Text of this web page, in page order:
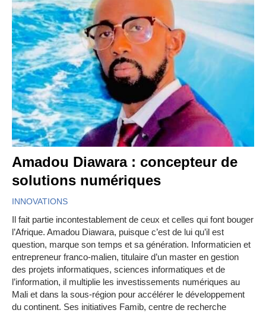
Amadou Diawara : concepteur de
solutions numériques
INNOVATIONS
Il fait partie incontestablement de ceux et celles qui font bouger
l’Afrique. Amadou Diawara, puisque c’est de lui qu’il est
question, marque son temps et sa génération. Informaticien et
entrepreneur franco-malien, titulaire d’un master en gestion
des projets informatiques, sciences informatiques et de
l’information, il multiplie les investissements numériques au
Mali et dans la sous-région pour accélérer le développement
du continent. Ses initiatives Famib, centre de recherche